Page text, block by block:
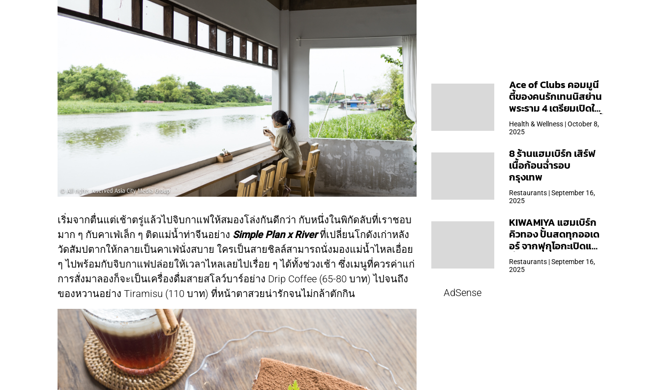
เริ่มจากตื่นแต่เช้าตรู่แล้วไปจิบกาแฟให้สมองโล่งกันดีกว่า กับหนึ่งในพิกัดลับที่เราชอบ
มาก ๆ กับคาเฟ่เล็ก ๆ ติดแม่น้ำท่าจีนอย่าง Simple Plan x Riverที่เปลี่ยนโกดังเก่าหลัง
วัดสัมปตากให้กลายเป็นคาเฟ่นั่งสบาย ใครเป็นสายชิลล์สามารถนั่งมองแม่น้ำไหลเอื่อย
ๆ ไปพร้อมกับจิบกาแฟปล่อยให้เวลาไหลเลยไปเรื่อย ๆ ได้ทั้งช่วงเช้า ซึ่งเมนูที่ควรค่าแก่
การสั่งมาลองก็จะเป็นเครื่องดื่มสายสโลว์บาร์อย่าง Drip Coffee (65-80 บาท) ไปจนถึง
ของหวานอย่าง Tiramisu (110 บาท) ที่หน้าตาสวยน่ารักจนไม่กล้าตักกิน
Ace of Clubs คอมมูนี
ตี้ของคนรักเทนนิสย่าน
พระราม 4 เตรียมเปิดให้
บริการวันแรก 19 ต.ค. นี้
Health & Wellness | October 8,
2025
8 ร้านแฮมเบิร์ก เสิร์ฟ
เนื้อก้อนฉ่ำรอบ
กรุงเทพ
Restaurants | September 16,
2025
KIWAMIYA แฮมเบิร์ก
คิวทอง ปั้นสดทุกออเด
อร์ จากฟุกุโอกะเปิดแล้ว
ที่ Central Park
Restaurants | September 16,
2025
AdSense